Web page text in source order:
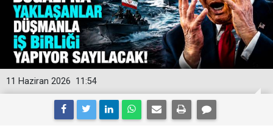
11:54
11 Haziran 2026